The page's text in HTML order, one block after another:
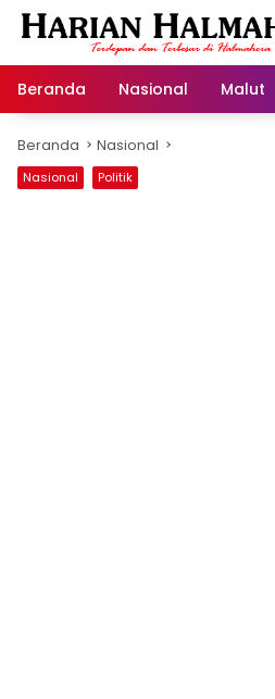
Langsung
Beranda
Nasional Malut
Beranda Nasional
Nasional Politik